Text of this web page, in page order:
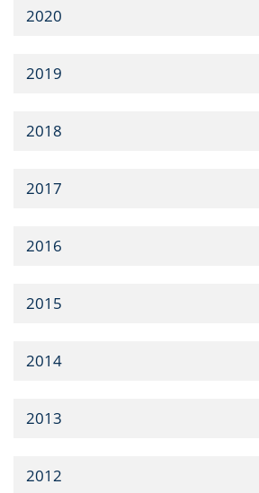
2020
2019
2018
2017
2016
2015
2014
2013
2012